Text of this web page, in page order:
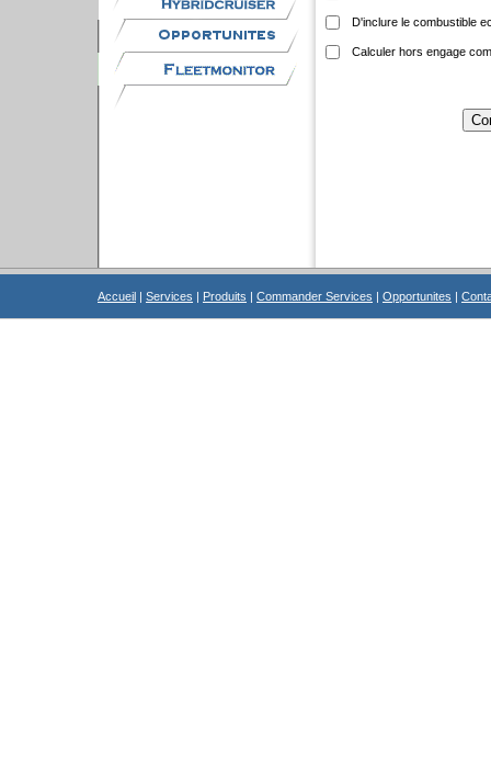
D'inclure le combustible
Calculer hors engage
Accueil | Services | Produits | Commander Services | Opportunites |